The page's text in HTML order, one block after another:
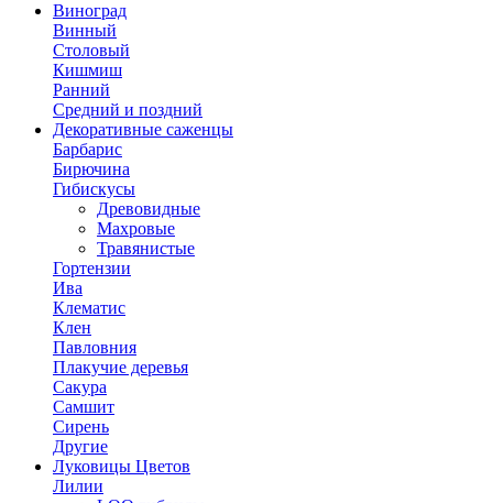
Виноград
Винный
Столовый
Кишмиш
Ранний
Средний и поздний
Декоративные саженцы
Барбарис
Бирючина
Гибискусы
Древовидные
Махровые
Травянистые
Гортензии
Ива
Клематис
Клен
Павловния
Плакучие деревья
Сакура
Самшит
Сирень
Другие
Луковицы Цветов
Лилии